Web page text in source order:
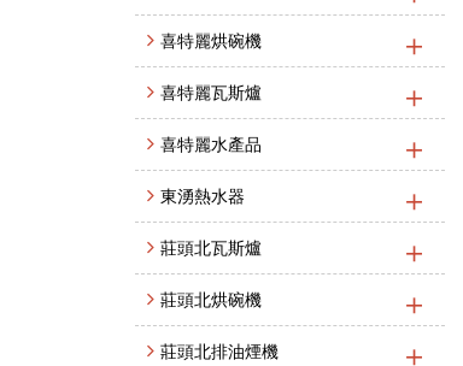
喜特麗烘碗機
喜特麗瓦斯爐
喜特麗水產品
東湧熱水器
莊頭北瓦斯爐
莊頭北烘碗機
莊頭北排油煙機